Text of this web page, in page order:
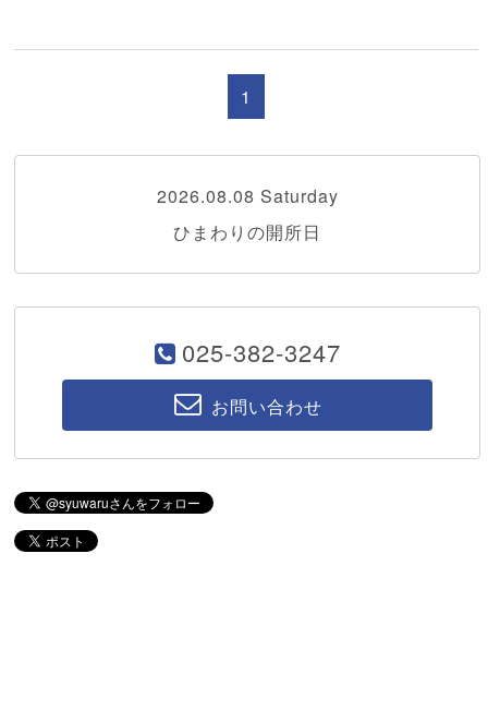
1
2026.08.08 Saturday
ひまわりの開所日
025-382-3247
お問い合わせ